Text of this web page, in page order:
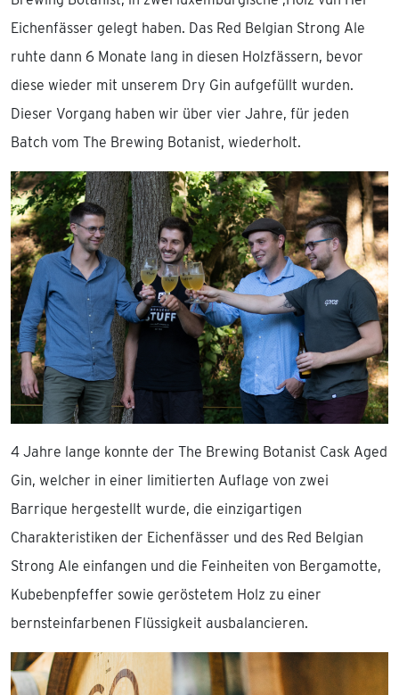
Eichenfässer gelegt haben. Das Red Belgian Strong Ale
ruhte dann 6 Monate lang in diesen Holzfässern, bevor
diese wieder mit unserem Dry Gin aufgefüllt wurden.
Dieser Vorgang haben wir über vier Jahre, für jeden
Batch vom The Brewing Botanist, wiederholt.
4 Jahre lange konnte der The Brewing Botanist Cask Aged
Gin, welcher in einer limitierten Auflage von zwei
Barrique hergestellt wurde, die einzigartigen
Charakteristiken der Eichenfässer und des Red Belgian
Strong Ale einfangen und die Feinheiten von Bergamotte,
Kubebenpfeffer sowie geröstetem Holz zu einer
bernsteinfarbenen Flüssigkeit ausbalancieren.